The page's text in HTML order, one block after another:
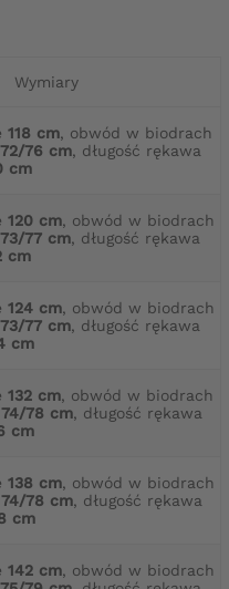
Wymiary
118 cm, obwód w biodrach
72/76 cm, długość rękawa
cm
120 cm, obwód w biodrach
73/77 cm, długość rękawa
cm
124 cm, obwód w biodrach
73/77 cm, długość rękawa
cm
132 cm, obwód w biodrach
74/78 cm, długość rękawa
cm
138 cm, obwód w biodrach
74/78 cm, długość rękawa
cm
142 cm, obwód w biodrach